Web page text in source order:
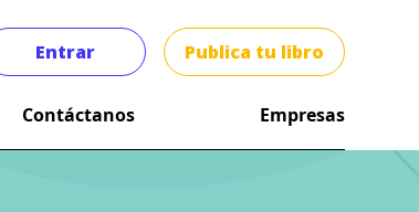
Entrar Publica tu libro
Contáctanos Empresas